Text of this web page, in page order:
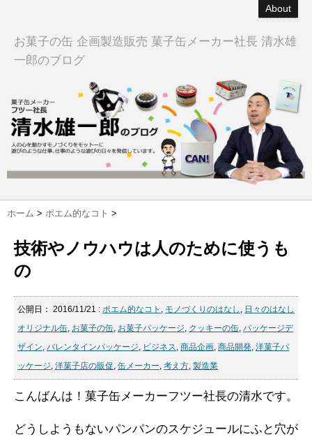
About
お菓子の缶 企画製造販売 菓子缶メーカー社長 清水雄
一郎のブログ
ホーム > ポエム的なコト >
技術やノウハウは人のために使うも
の
公開日： 2016/11/21 : ポエム的なコト , モノづくりのはなし , 日々のはなし
オリジナル缶, お菓子の缶, お菓子パッケージ, クッキーの缶, パッケージデ
ザイン, バレンタインパッケージ, ビジネス, 商品企画, 商品開発, 洋菓子パ
ッケージ, 洋菓子店の販促, 缶メーカー, 考え方, 製造業
こんばんは！菓子缶メーカーフツー社長の清水です。
どうしようもないパンパンのスケジュールにふと穴が